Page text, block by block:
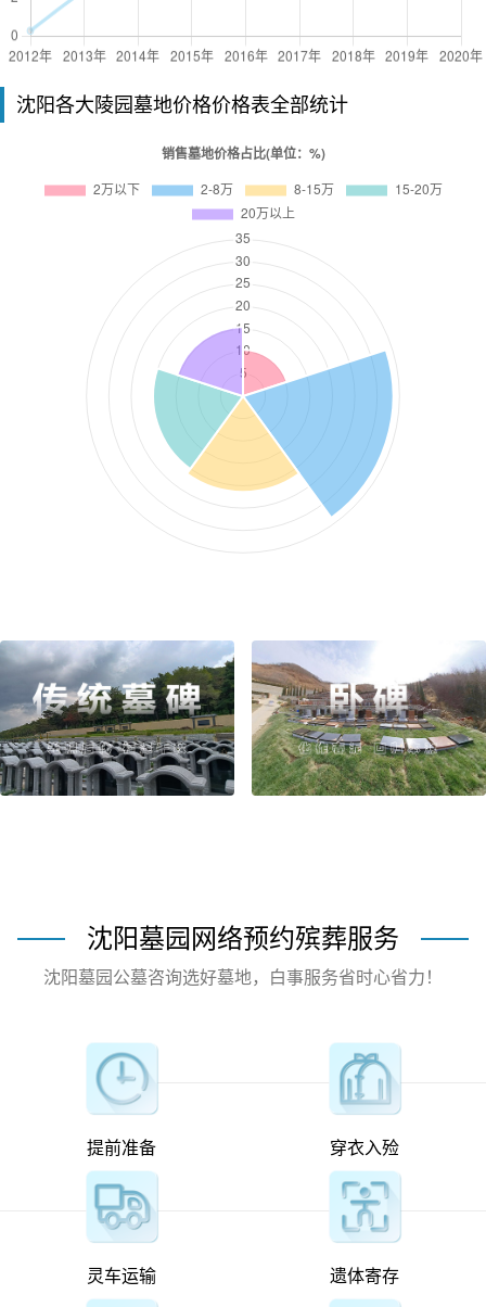
沈阳各大陵园墓地价格价格表全部统计
沈阳墓园网络预约殡葬服务
沈阳墓园公墓咨询选好墓地，白事服务省时心省力！
提前准备 穿衣入殓
灵车运输 遗体寄存